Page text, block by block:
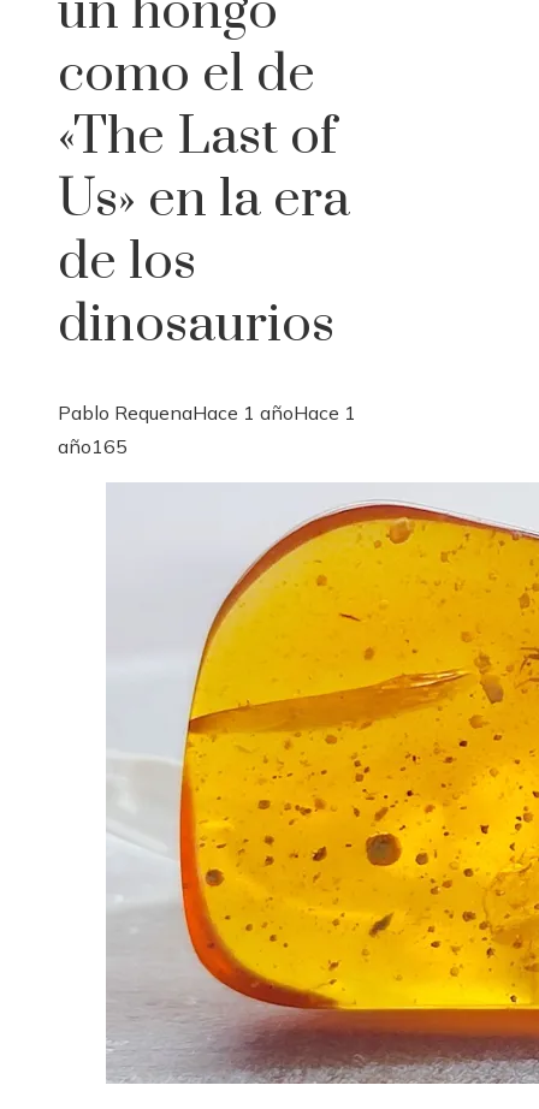
como el de
«The Last of
Us» en la era
de los
dinosaurios
Pablo RequenaHace 1 añoHace 1
año165